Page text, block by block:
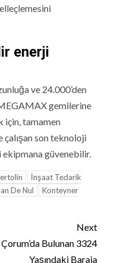
enerji
ve 24.000’den
gemilerine
için, tamamen
son teknoloji
güvenebilir.
İnşaat Tedarik
De Nul
Konteyner
Next
Çorum’da Bulunan 3324
Yaşındaki Baraja